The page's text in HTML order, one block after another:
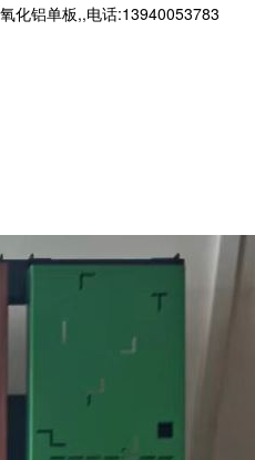
化铝单板,,电话:13940053783